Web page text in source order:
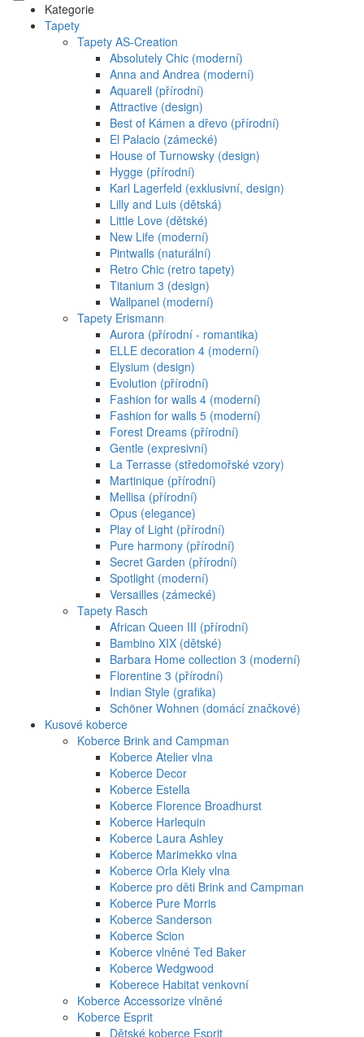
Kategorie
Tapety
Tapety AS-Creation
Absolutely Chic (moderní)
Anna and Andrea (moderní)
Aquarell (přírodní)
Attractive (design)
Best of Kámen a dřevo (přírodní)
El Palacio (zámecké)
House of Turnowsky (design)
Hygge (přírodní)
Karl Lagerfeld (exklusivní, design)
Lilly and Luis (dětská)
Little Love (dětské)
New Life (moderní)
Pintwalls (naturální)
Retro Chic (retro tapety)
Titanium 3 (design)
Wallpanel (moderní)
Tapety Erismann
Aurora (přírodní - romantika)
ELLE decoration 4 (moderní)
Elysium (design)
Evolution (přírodní)
Fashion for walls 4 (moderní)
Fashion for walls 5 (moderní)
Forest Dreams (přírodní)
Gentle (expresivní)
La Terrasse (středomořské vzory)
Martinique (přírodní)
Mellisa (přírodní)
Opus (elegance)
Play of Light (přírodní)
Pure harmony (přírodní)
Secret Garden (přírodní)
Spotlight (moderní)
Versailles (zámecké)
Tapety Rasch
African Queen III (přírodní)
Bambino XIX (dětské)
Barbara Home collection 3 (moderní)
Florentine 3 (přírodní)
Indian Style (grafika)
Schöner Wohnen (domácí značkové)
Kusové koberce
Koberce Brink and Campman
Koberce Atelier vlna
Koberce Decor
Koberce Estella
Koberce Florence Broadhurst
Koberce Harlequin
Koberce Laura Ashley
Koberce Marimekko vlna
Koberce Orla Kiely vlna
Koberce pro děti Brink and Campman
Koberce Pure Morris
Koberce Sanderson
Koberce Scion
Koberce vlněné Ted Baker
Koberce Wedgwood
Koberece Habitat venkovní
Koberce Accessorize vlněné
Koberce Esprit
Dětské koberce Esprit